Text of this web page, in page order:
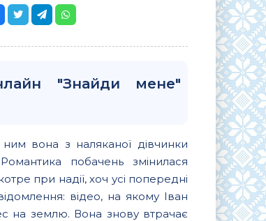
"Знайди мене"
вона з наляканої дівчинки
побачень змінилася
при надії, хоч усі попередні
відео, на якому Іван
на землю. Вона знову втрачає